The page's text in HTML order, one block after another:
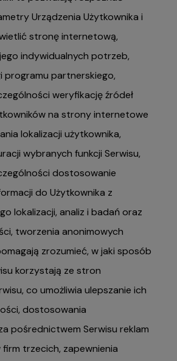
Urządzenia Użytkownika i
stronę internetową,
indywidualnych potrzeb,
programu partnerskiego,
weryfikację źródeł
na strony internetowe
lokalizacji użytkownika,
wybranych funkcji Serwisu,
dostosowanie
do Użytkownika z
lokalizacji, analiz i badań oraz
tworzenia anonimowych
zrozumieć, w jaki sposób
korzystają ze stron
co umożliwia ulepszanie ich
dostosowania
pośrednictwem Serwisu reklam
trzecich, zapewnienia